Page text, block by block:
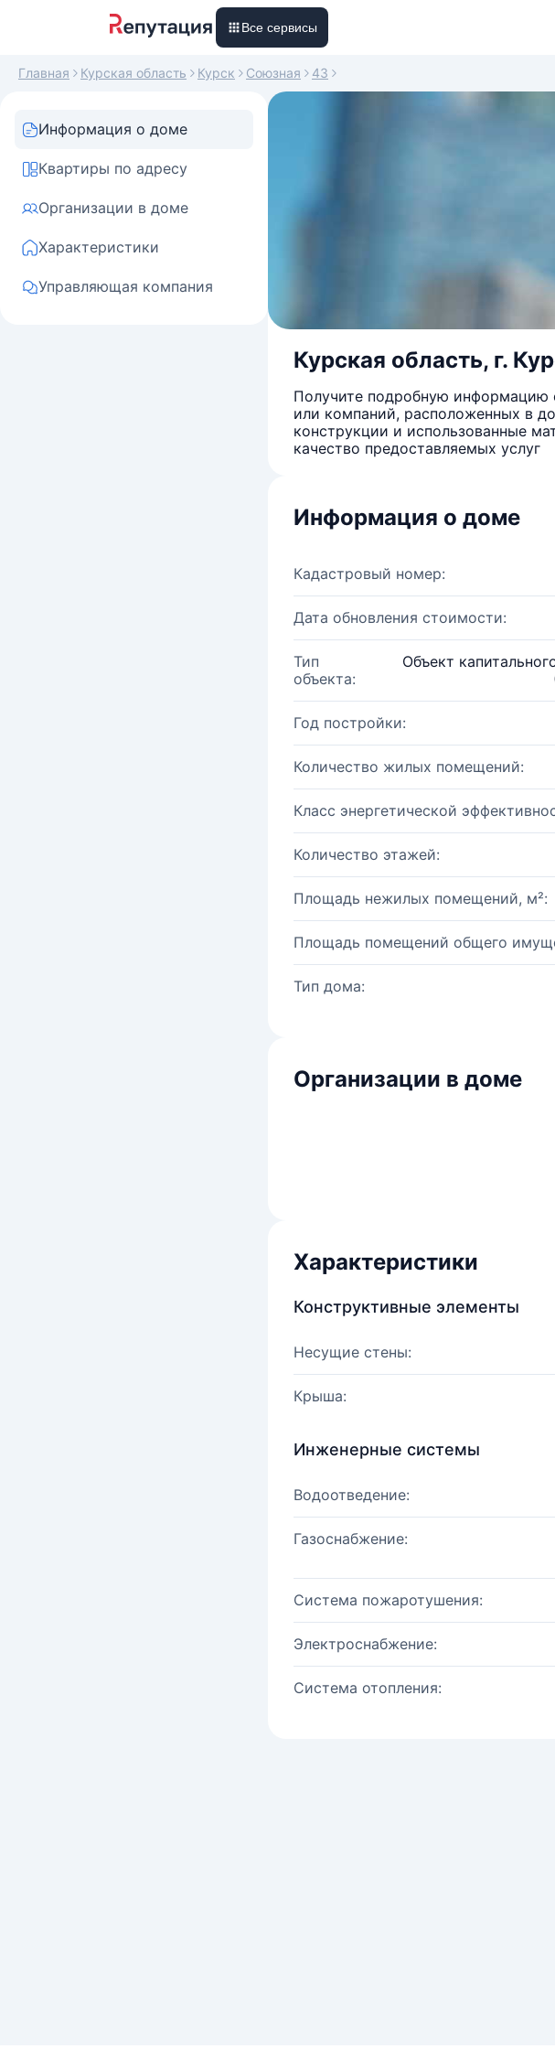
Все сервисы
Главная Курская область Курск Союзная 43
Информация о доме
Квартиры по адресу
Организации в доме
Характеристики
Управляющая компания
Курская область, г.
Получите подробную информацию
или компаний, расположенных в
конструкции и использованные
качество предоставляемых услуг
Информация о доме
Кадастровый номер:
Дата обновления стоимости:
Тип
объекта:
Объект
Год постройки:
Количество жилых помещений:
Класс энергетической
Количество этажей:
Площадь нежилых помещений, м²:
Площадь помещений общего
Тип дома:
Организации в доме
Характеристики
Конструктивные элементы
Несущие стены:
Крыша:
Инженерные системы
Водоотведение:
Газоснабжение:
Система пожаротушения:
Электроснабжение:
Система отопления: